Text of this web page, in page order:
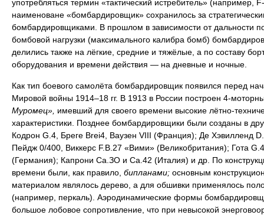
употребляться термин «тактический истребитель» (например,
наименоване «бомбардировщик» сохранилось за
бомбардировщиками. В прошлом в зависимости от дальности
бомбовой нагрузки (максимального калибра бомб)
делились также на лёгкие, средние и тяжёлые, а по составу
оборудования и времени действия — на дневные и ночные.
Как тип боевого самолёта бомбардировщик появился перед
Мировой войны 1914–18 гг. В 1913 в России построен 4-
Муромец», имевший для своего времени высокие лётно-
характеристики. Позднее бомбардировщики были созданы в
Кодрон G.4, Бреге Brei4, Ваузен VIII (Франция); Де Хэвилленд
Пейдж 0/400, Виккерс F.B.27 «Вими» (Великобритания); Гота
(Германия); Капрони Са.ЗО и Са.42 (Италия) и др. По
времени были, как правило, бипланами; основным
материалом являлось дерево, а для обшивки применялось
(например, перкаль). Аэродинамические формы
большое лобовое сопротивление, что при невысокой